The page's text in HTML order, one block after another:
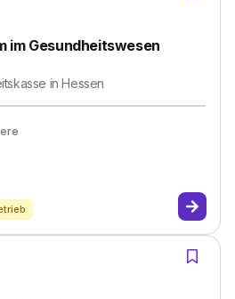
im Gesundheitswesen
in Hessen